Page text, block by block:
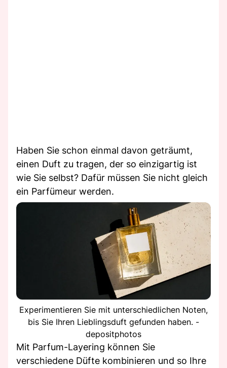
Haben Sie schon einmal davon geträumt,
einen Duft zu tragen, der so einzigartig ist
wie Sie selbst? Dafür müssen Sie nicht gleich
ein Parfümeur werden.
Experimentieren Sie mit unterschiedlichen Noten,
bis Sie Ihren Lieblingsduft gefunden haben. -
depositphotos
Mit Parfum-Layering können Sie
verschiedene Düfte kombinieren und so Ihre